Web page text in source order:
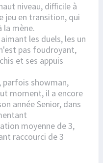
niveau, difficile à
jeu en transition, qui
la mène.
les duels, les un
pas foudroyant,
et ses appuis
parfois showman,
moment, il a encore
année Senior, dans
moyenne de 3,
raccourci de 3